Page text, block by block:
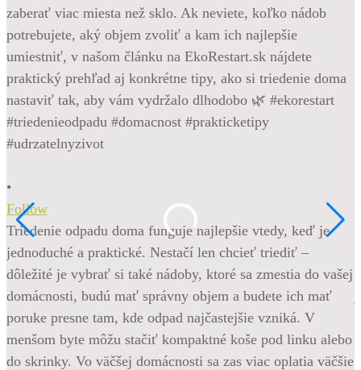
•
Follow
Triedenie odpadu doma funguje najlepšie vtedy, keď je
jednoduché a praktické. Nestačí len chcieť triediť –
dôležité je vybrať si také nádoby, ktoré sa zmestia do vašej
domácnosti, budú mať správny objem a budete ich mať
poruke presne tam, kde odpad najčastejšie vzniká. V
menšom byte môžu stačiť kompaktné koše pod linku alebo
do skrinky. Vo väčšej domácnosti sa zas viac oplatia väčšie